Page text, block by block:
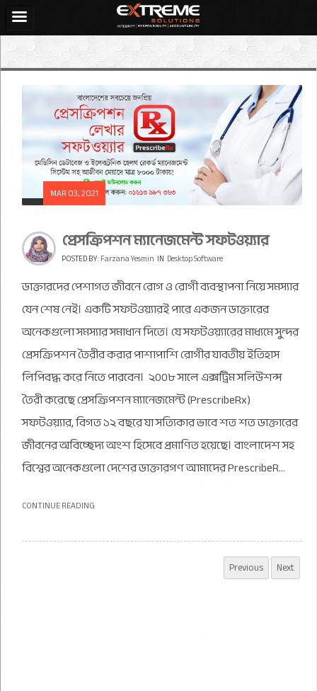
MAR 03, 2021
প্রেসক্রিপশন ম্যানেজমেন্ট সফটওয়্যার
POSTED BY:Farzana Yesmin IN Desktop Software
ডাক্তারদের পেশাগত জীবনে রোগ ও রোগী ব্যবস্থাপনা নিয়ে সমস্যার
যেন শেষ নেই। একটি সফটওয়্যারই পারে একজন ডাক্তারের
অনেকগুলো সমস্যার সমাধান দিতে। যে সফটওয়্যারের মাধ্যমে সুন্দর
প্রেসক্রিপশন তৈরীর করার পাশাপাশি রোগীর যাবতীয় ইতিহাস
লিপিবদ্ধ করে নিতে পারবেন। ২০০৮ সালে এক্সট্রিম সলিউশন্স
তৈরী করেছে প্রেসক্রিপশন ম্যানেজমেন্ট (PrescribeRx)
সফটওয়্যার, বিগত ১২ বছরে যা সত্যিকার ভাবে শত শত ডাক্তারের
জীবনের অবিচ্ছেদ্য অংশ হিসেবে প্রমাণিত হয়েছে। বাংলাদেশ সহ
বিশ্বের অনেকগুলো দেশের ডাক্তারগণ আমাদের PrescribeR...
CONTINUE READING